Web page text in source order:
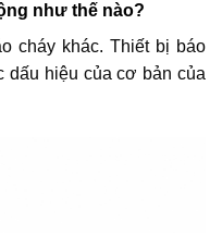
như thế nào?
cháy khác. Thiết bị báo
dấu hiệu của cơ bản của